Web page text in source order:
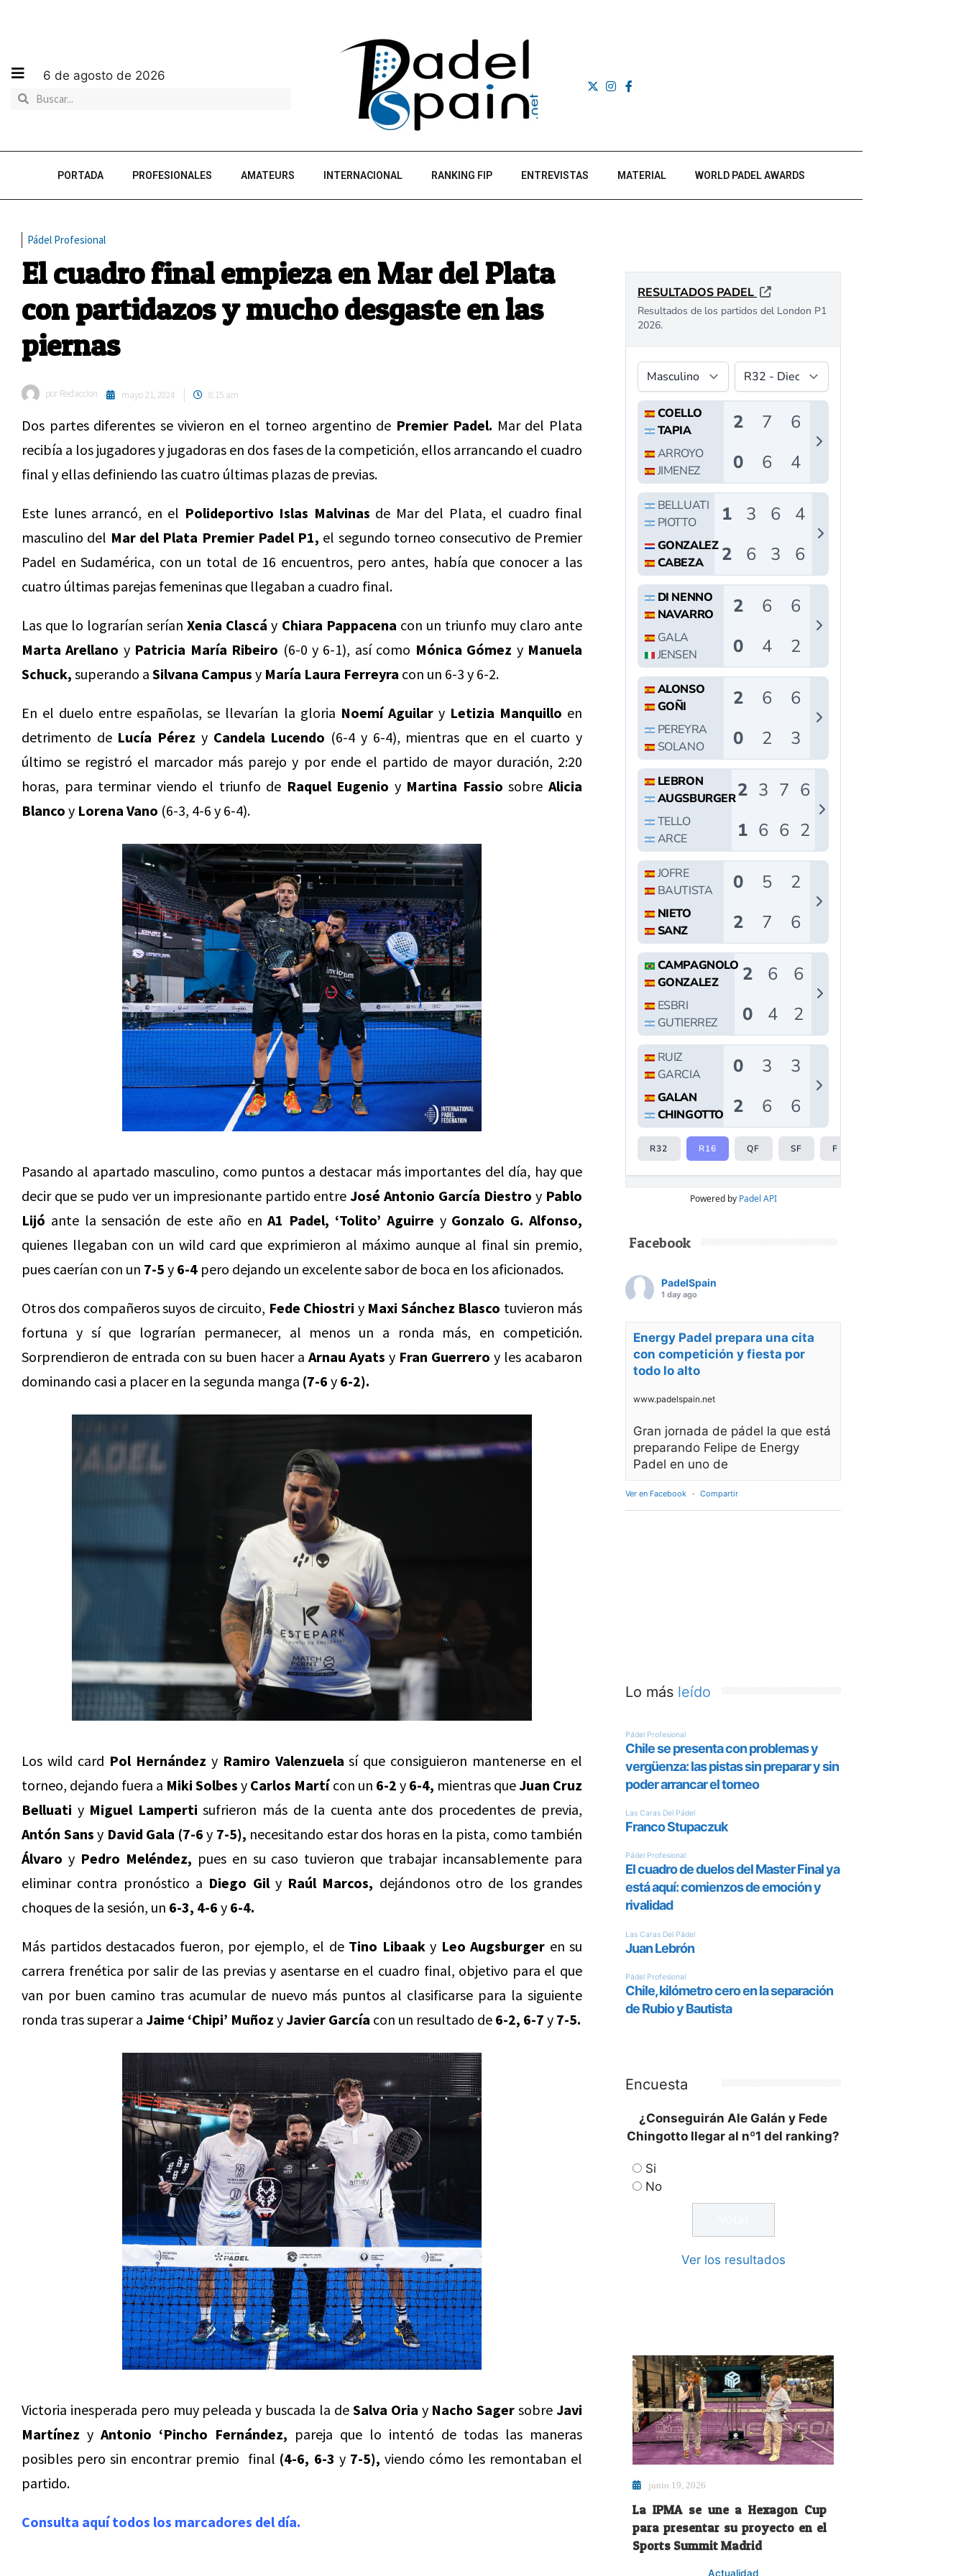
6 de agosto de 2026
PORTADA PROFESIONALES AMATEURS INTERNACIONAL RANKING FIP ENTREVISTAS MATERIAL WORLD PADEL AWARDS
Pádel Profesional
El cuadro final empieza en Mar del Plata
con partidazos y mucho desgaste en las
piernas
por Redaccion mayo 21, 2024 8:15 am
Dos partes diferentes se vivieron en el torneo argentino de Premier Padel. Mar del Plata
recibía a los jugadores y jugadoras en dos fases de la competición, ellos arrancando el cuadro
final y ellas definiendo las cuatro últimas plazas de previas.
Este lunes arrancó, en el Polideportivo Islas Malvinas de Mar del Plata, el cuadro final
masculino del Mar del Plata Premier Padel P1, el segundo torneo consecutivo de Premier
Padel en Sudamérica, con un total de 16 encuentros, pero antes, había que conocer a las
cuatro últimas parejas femeninas que llegaban a cuadro final.
Las que lo lograrían seríanXenia Clascá y Chiara Pappacena con un triunfo muy claro ante
Marta Arellano y Patricia María Ribeiro (6-0 y 6-1), así como Mónica Gómez y Manuela
Schuck, superando a Silvana Campus y María Laura Ferreyra con un 6-3 y 6-2.
En el duelo entre españolas, se llevarían la gloria Noemí Aguilary Letizia Manquillo en
detrimento de Lucía Pérez y Candela Lucendo (6-4 y 6-4), mientras que en el cuarto y
último se registró el marcador más parejo y por ende el partido de mayor duración, 2:20
horas, para terminar viendo el triunfo de Raquel Eugenio y Martina Fassio sobreAlicia
Blanco y Lorena Vano (6-3, 4-6 y 6-4).
Pasando al apartado masculino, como puntos a destacar más importantes del día, hay que
decir que se pudo ver un impresionante partido entreJosé Antonio García Diestro y Pablo
Lijó ante la sensación de este año enA1 Padel, ‘Tolito’ Aguirre y Gonzalo G. Alfonso,
quienes llegaban con un wild card que exprimieron al máximo aunque al final sin premio,
pues caerían con un 7-5 y 6-4 pero dejando un excelente sabor de boca en los aficionados.
Otros dos compañeros suyos de circuito, Fede Chiostri y Maxi Sánchez Blasco tuvieron más
fortuna y sí que lograrían permanecer, al menos un a ronda más, en competición.
Sorprendieron de entrada con su buen hacer a Arnau Ayats y Fran Guerrero y les acabaron
dominando casi a placer en la segunda manga (7-6 y 6-2).
Los wild card Pol Hernández y Ramiro Valenzuela sí que consiguieron mantenerse en el
torneo, dejando fuera a Miki Solbes y Carlos Martícon un 6-2 y 6-4, mientras queJuan Cruz
Belluati y Miguel Lamperti sufrieron más de la cuenta ante dos procedentes de previa,
Antón Sans y David Gala (7-6 y 7-5), necesitando estar dos horas en la pista, como también
Álvaro y Pedro Meléndez, pues en su caso tuvieron que trabajar incansablemente para
eliminar contra pronóstico a Diego GilyRaúl Marcos, dejándonos otro de los grandes
choques de la sesión, un 6-3, 4-6 y 6-4.
Más partidos destacados fueron, por ejemplo, el de Tino Libaaky Leo Augsburger en su
carrera frenética por salir de las previas y asentarse en el cuadro final, objetivo para el que
van por buen camino tras acumular de nuevo más puntos al clasificarse para la siguiente
ronda tras superar a Jaime ‘Chipi’ Muñoz yJavier García con un resultado de 6-2, 6-7 y 7-5.
Victoria inesperada pero muy peleada y buscada la de Salva Oria y Nacho SagersobreJavi
Martínez y Antonio ‘Pincho Fernández, pareja que lo intentó de todas las maneras
posibles pero sin encontrar premio final (4-6, 6-3 y 7-5), viendo cómo les remontaban el
partido.
Consulta aquí todos los marcadores del día.
Powered by Padel API
Facebook
PadelSpain
1 day ago
Energy Padel prepara una cita
con competición y fiesta por
todo lo alto
www.padelspain.net
Gran jornada de pádel la que está
preparando Felipe de Energy
Padel en uno de
Ver en Facebook · Compartir
Lo más leído
Encuesta
¿Conseguirán Ale Galán y Fede
Chingotto llegar al nº1 del ranking?
Si
No
Ver los resultados
junio 19, 2026
La IPMA se une a Hexagon Cup
para presentar su proyecto en el
Sports Summit Madrid
Actualidad